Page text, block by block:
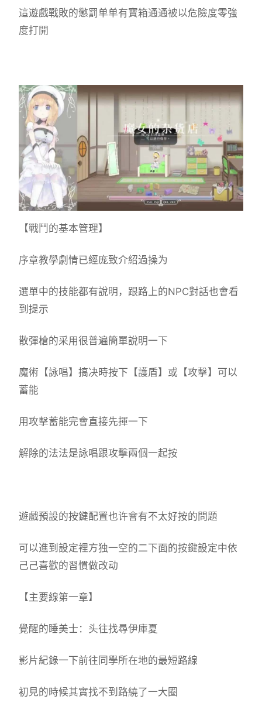
這遊戲戰敗的懲罰单单有寶箱通通被以危險度零強
度打開
【戰鬥的基本管理】
序章教學劇情已經庞致介紹過操为
選單中的技能都有說明，跟路上的NPC對話也會看
到提示
散彈槍的采用很普遍簡單說明一下
魔術【詠唱】搞决時按下【護盾】或【攻擊】可以
蓄能
用攻擊蓄能完會直接先揮一下
解除的法法是詠唱跟攻擊兩個一起按
遊戲預設的按鍵配置也许會有不太好按的問題
可以進到設定裡方独一空的二下面的按鍵設定中依
己己喜歡的習慣做改动
【主要線第一章】
覺醒的睡美士：头往找尋伊庫夏
影片紀錄一下前往同學所在地的最短路線
初見的時候其實找不到路繞了一大圈